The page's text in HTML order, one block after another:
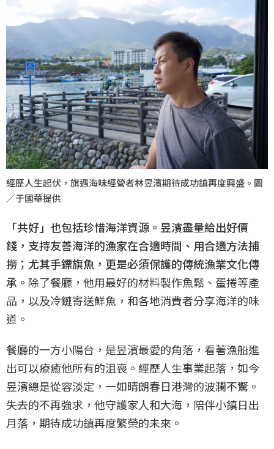
經歷人生起伏，旗遇海味經營者林昱濱期待成功鎮再度興盛。圖
／于國華提供
「共好」也包括珍惜海洋資源。昱濱盡量給出好價
錢，支持友善海洋的漁家在合適時間、用合適方法捕
撈；尤其手鏢旗魚，更是必須保護的傳統漁業文化傳
承。 除了餐廳，他用最好的材料製作魚鬆、蛋捲等產
品，以及冷鏈寄送鮮魚，和各地消費者分享海洋的味
道。
餐廳的一方小陽台，是昱濱最愛的角落，看著漁船進
出可以療癒他所有的沮喪。經歷人生事業起落，如今
昱濱總是從容淡定，一如晴朗春日港灣的波瀾不驚。
失去的不再強求，他守護家人和大海，陪伴小鎮日出
月落，期待成功鎮再度繁榮的未來。